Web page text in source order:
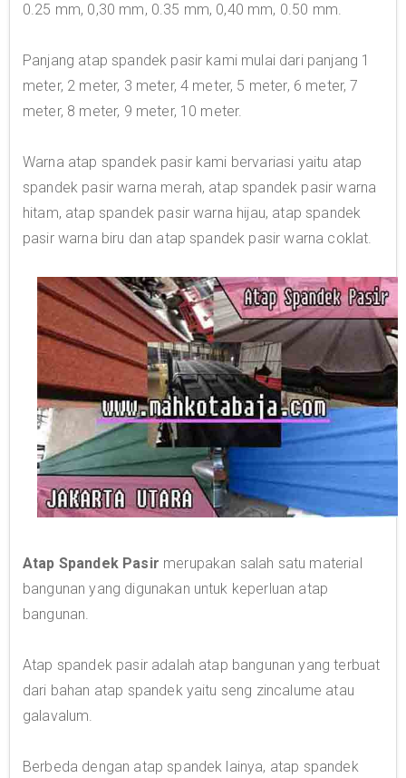
0.25 mm, 0,30 mm, 0.35 mm, 0,40 mm, 0.50 mm.
Panjang atap spandek pasir kami mulai dari panjang 1
meter, 2 meter, 3 meter, 4 meter, 5 meter, 6 meter, 7
meter, 8 meter, 9 meter, 10 meter.
Warna atap spandek pasir kami bervariasi yaitu atap
spandek pasir warna merah, atap spandek pasir warna
hitam, atap spandek pasir warna hijau, atap spandek
pasir warna biru dan atap spandek pasir warna coklat.
Atap Spandek Pasir merupakan salah satu material
bangunan yang digunakan untuk keperluan atap
bangunan.
Atap spandek pasir adalah atap bangunan yang terbuat
dari bahan atap spandek yaitu seng zincalume atau
galavalum.
Berbeda dengan atap spandek lainya, atap spandek